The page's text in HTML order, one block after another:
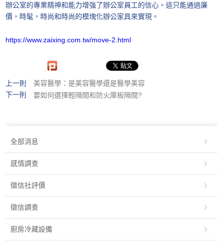
辦公室的專業精神和能力增強了辦公室員工的信心。這只能通過廉
價，時髦，時尚和時尚的模塊化辦公家具來實現。
https://www.zaixing.com.tw/move-2.html
上一則
美容醫學：是美容醫學還是醫學美容
下一則
要如何選擇輕隔間和防火庫板隔間?
全部消息
感情調查
徵信社評價
徵信調查
廚房冷藏設備